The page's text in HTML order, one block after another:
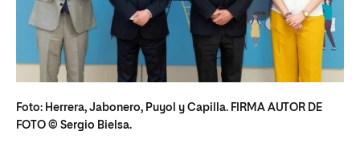
Foto: Herrera, Jabonero, Puyol y Capilla. FIRMA AUTOR DE
FOTO © Sergio Bielsa.